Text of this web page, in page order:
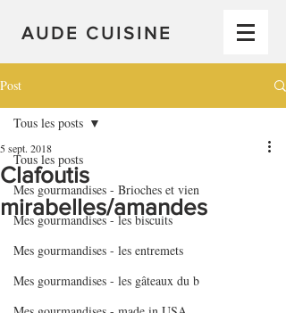
AUDE CUISINE
Post
Tous les posts
Mes gourmandises - Brioches et vien
Mes gourmandises - les biscuits
Mes gourmandises - les entremets
Mes gourmandises - les gâteaux du b
Tous les posts
Clafoutis
mirabelles/amandes
5 sept. 2018